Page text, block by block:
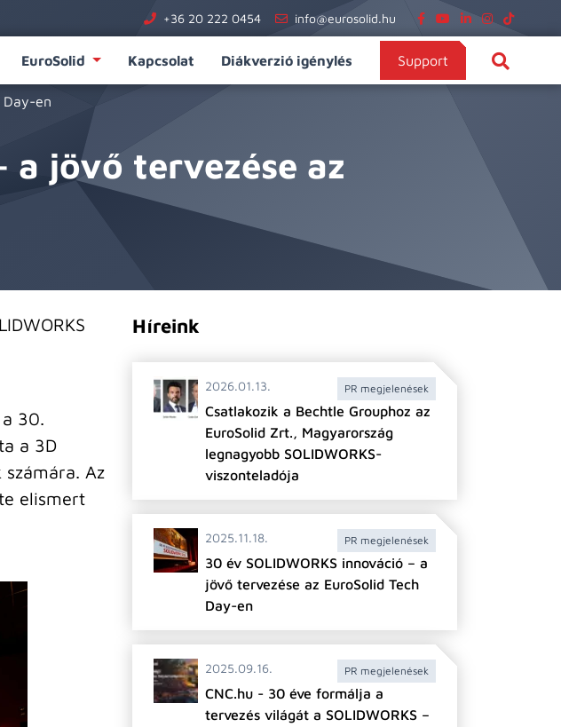
+36 20 222 0454 info@eurosolid.hu
EuroSolid Kapcsolat Diákverzió igénylés Support
Day-en
a jövő tervezése az
a 30.
a 3D
Az
elismert
Híreink
2026.01.13. PR megjelenések
Csatlakozik a Bechtle Grouphoz az
EuroSolid Zrt., Magyarország
legnagyobb SOLIDWORKS-
viszonteladója
2025.11.18. PR megjelenések
30 év SOLIDWORKS innováció – a
jövő tervezése az EuroSolid Tech
Day-en
2025.09.16. PR megjelenések
CNC.hu - 30 éve formálja a
tervezés világát a SOLIDWORKS –